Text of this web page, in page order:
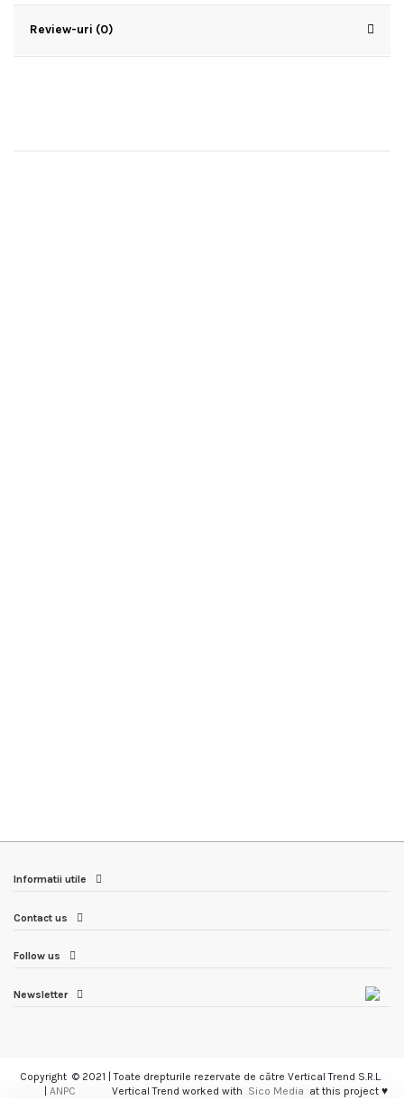
Review-uri (0)
Informatii utile
Contact us
Follow us
Newsletter
Copyright © 2021 | Toate drepturile rezervate de către Vertical Trend S.R.L.
| ANPC Vertical Trend worked with Sico Media at this project ♥